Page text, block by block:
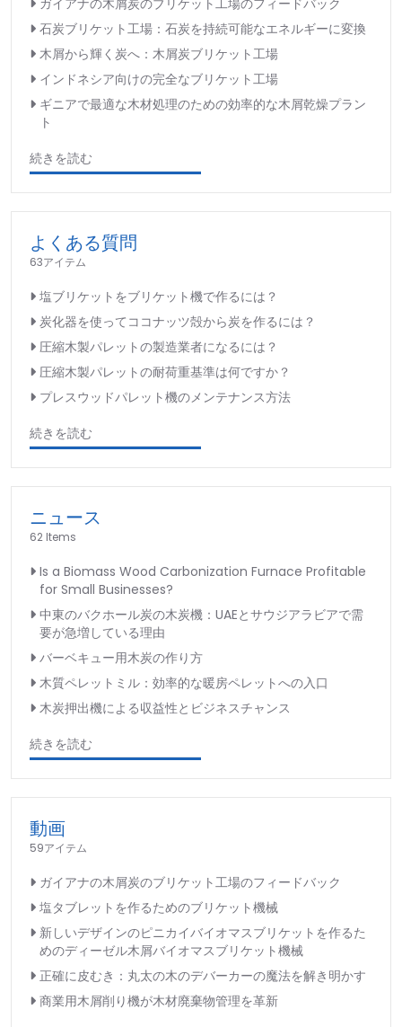
ガイアナの木屑炭のブリケット工場のフィードバック
石炭ブリケット工場：石炭を持続可能なエネルギーに変換
木屑から輝く炭へ：木屑炭ブリケット工場
インドネシア向けの完全なブリケット工場
ギニアで最適な木材処理のための効率的な木屑乾燥プラン
ト
続きを読む
よくある質問
63アイテム
塩ブリケットをブリケット機で作るには？
炭化器を使ってココナッツ殻から炭を作るには？
圧縮木製パレットの製造業者になるには？
圧縮木製パレットの耐荷重基準は何ですか？
プレスウッドパレット機のメンテナンス方法
続きを読む
ニュース
62 Items
Is a Biomass Wood Carbonization Furnace Profitable
for Small Businesses?
中東のバクホール炭の木炭機：UAEとサウジアラビアで需
要が急増している理由
バーベキュー用木炭の作り方
木質ペレットミル：効率的な暖房ペレットへの入口
木炭押出機による収益性とビジネスチャンス
続きを読む
動画
59アイテム
ガイアナの木屑炭のブリケット工場のフィードバック
塩タブレットを作るためのブリケット機械
新しいデザインのピニカイバイオマスブリケットを作るた
めのディーゼル木屑バイオマスブリケット機械
正確に皮むき：丸太の木のデバーカーの魔法を解き明かす
商業用木屑削り機が木材廃棄物管理を革新